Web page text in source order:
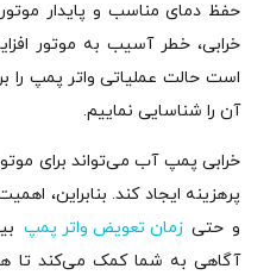
حفظ دمای مناسب و پایدار
خرابی، خطر آسیب به موتور
است حالت عملیاتی واتر پمپ را
آن را شناسایی نماییم.
خرابی پمپ آب می‌تواند برای
پرهزینه ایجاد کند. بنابراین،
و حتیزمان تعویض واتر پمپ
آگاهی به شما کمک می‌کند تا